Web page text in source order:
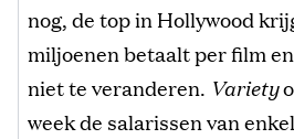
nog, de top in Hollywood
miljoenen betaalt per film
niet te veranderen. Variety
week de salarissen van